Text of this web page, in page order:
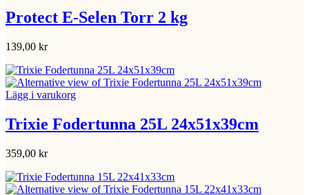
Protect E-Selen Torr 2 kg
139,00 kr
Lägg i varukorg
Trixie Fodertunna 25L 24x51x39cm
359,00 kr